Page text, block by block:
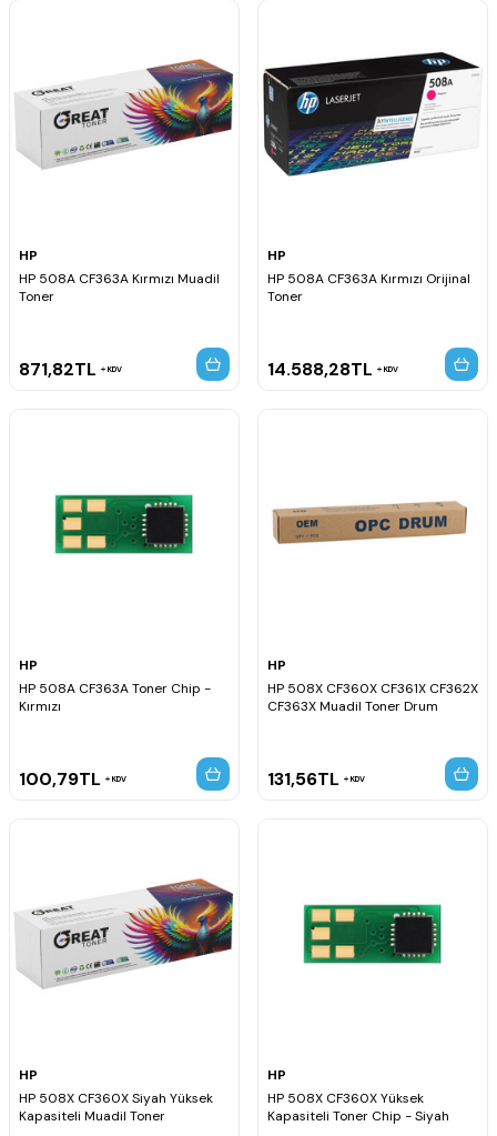
HP
HP 508A CF363A Kırmızı Muadil
Toner
871,82TL KDV
HP
HP 508A CF363A Kırmızı Orijinal
Toner
14.588,28TL KDV
HP
HP 508A CF363A Toner Chip -
Kırmızı
100,79TL KDV
HP
HP 508X CF360X CF361X CF362X
CF363X Muadil Toner Drum
131,56TL KDV
HP
HP 508X CF360X Siyah Yüksek
Kapasiteli Muadil Toner
HP
HP 508X CF360X Yüksek
Kapasiteli Toner Chip - Siyah